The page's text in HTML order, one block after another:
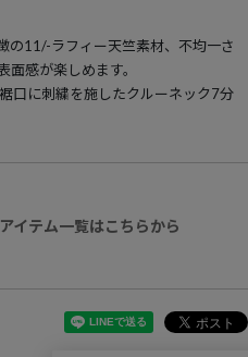
の11/-ラフィー天竺素材、不均一さ
感が楽しめます。
口に刺繍を施したクルーネック7分
イテム一覧はこちらから